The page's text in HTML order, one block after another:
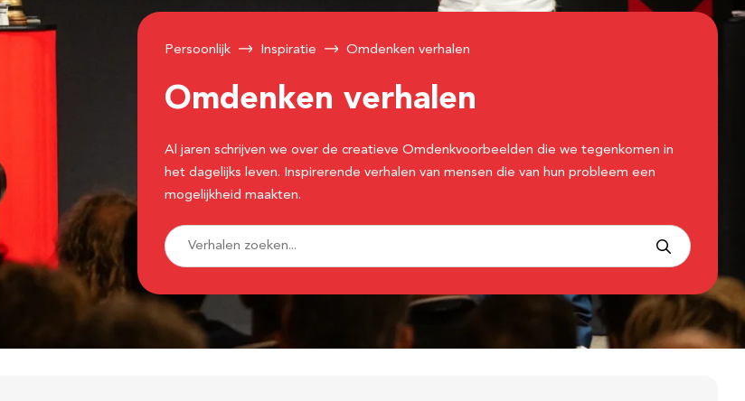
Persoonlijk Inspiratie Omdenken verhalen
Omdenken verhalen
Al jaren schrijven we over de creatieve Omdenkvoorbeelden die we tegenkomen in
het dagelijks leven. Inspirerende verhalen van mensen die van hun probleem een
mogelijkheid maakten.